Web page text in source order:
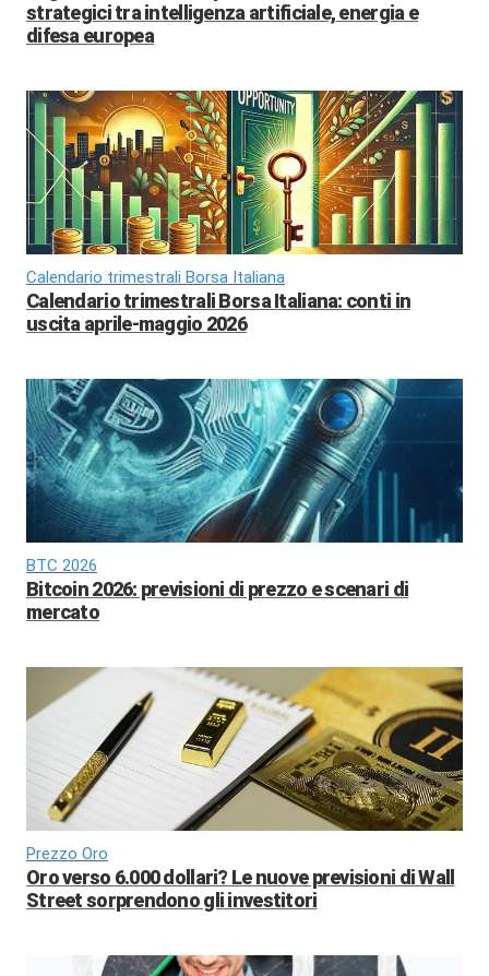
strategici tra intelligenza artificiale, energia e
difesa europea
Calendario trimestrali Borsa Italiana
Calendario trimestrali Borsa Italiana: conti in
uscita aprile-maggio 2026
BTC 2026
Bitcoin 2026: previsioni di prezzo e scenari di
mercato
Prezzo Oro
Oro verso 6.000 dollari? Le nuove previsioni di Wall
Street sorprendono gli investitori